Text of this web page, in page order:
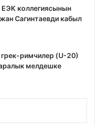
коллегиясынын
Сагинтаевди кабыл
римчилер (U-20)
мелдешке